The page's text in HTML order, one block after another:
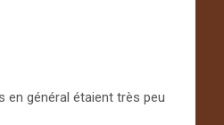
en général étaient très peu